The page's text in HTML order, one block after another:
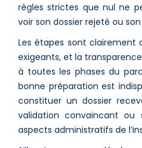
règles strictes que nul ne
voir son dossier rejeté ou
Les étapes sont clairement
exigeants, et la
à toutes les phases du
bonne préparation est
constituer un dossier
validation convaincant ou
aspects administratifs de